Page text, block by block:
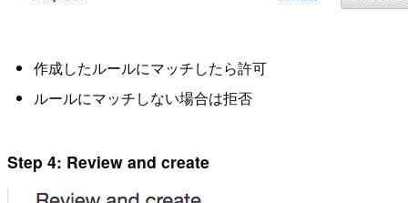
作成したルールにマッチしたら許可
ルールにマッチしない場合は拒否
Step 4: Review and create